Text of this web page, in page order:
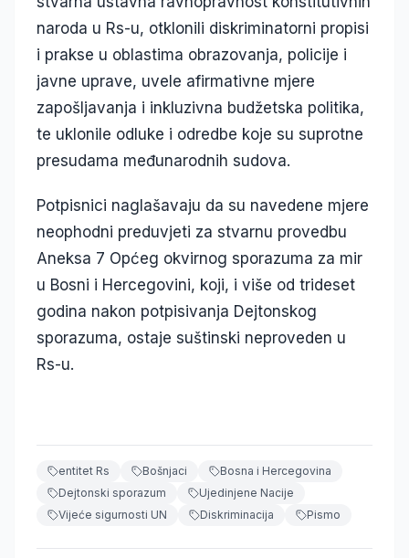
naroda u Rs-u, otklonili diskriminatorni propisi
i prakse u oblastima obrazovanja, policije i
javne uprave, uvele afirmativne mjere
zapošljavanja i inkluzivna budžetska politika,
te uklonile odluke i odredbe koje su suprotne
presudama međunarodnih sudova.
Potpisnici naglašavaju da su navedene mjere
neophodni preduvjeti za stvarnu provedbu
Aneksa 7 Općeg okvirnog sporazuma za mir
u Bosni i Hercegovini, koji, i više od trideset
godina nakon potpisivanja Dejtonskog
sporazuma, ostaje suštinski neproveden u
Rs-u.
entitet Rs Bošnjaci
Bosna i Hercegovina
Dejtonski sporazum
Ujedinjene Nacije
Vijeće sigurnosti UN
Diskriminacija Pismo